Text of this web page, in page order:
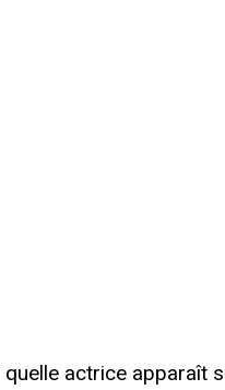
actrice apparaît